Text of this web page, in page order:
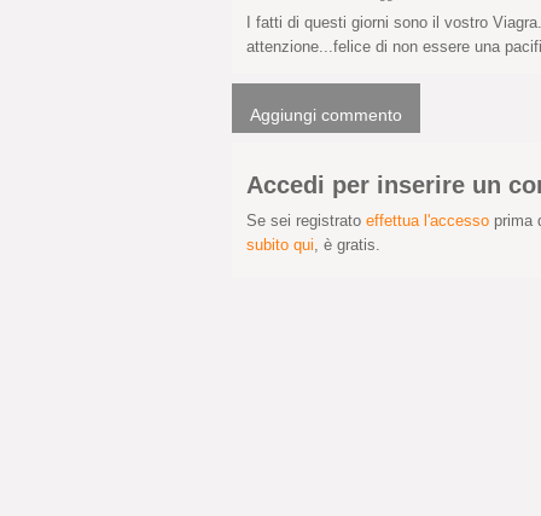
I fatti di questi giorni sono il vostro
attenzione...felice di non essere una
Aggiungi commento
Accedi per inserire un
Se sei registrato effettua l'accesso prima
subito qui , è gratis.